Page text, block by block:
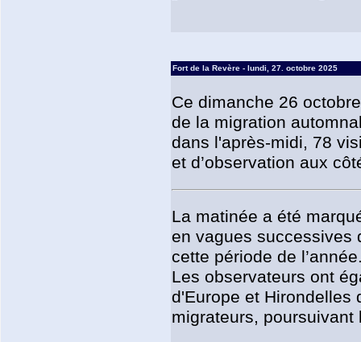
Fort de la Revère - lundi, 27. octobre 2025
Ce dimanche 26
de la migration
dans l'après-midi, 78
et d’observation aux
La matinée a été
en vagues successives
cette période de
Les observateurs ont
d'Europe et Hirondelles
migrateurs,